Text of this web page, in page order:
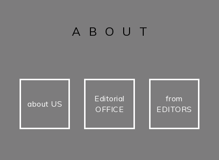
ABOUT
about US
Editorial
OFFICE
from
EDITORS